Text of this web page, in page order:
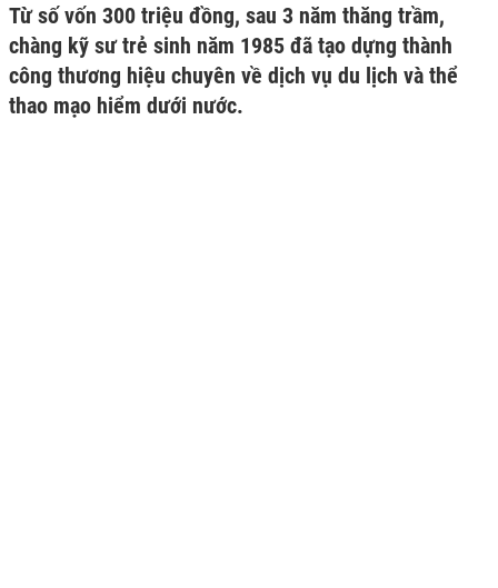
Từ số vốn 300 triệu đồng, sau 3 năm thăng trầm,
chàng kỹ sư trẻ sinh năm 1985 đã tạo dựng thành
công thương hiệu chuyên về dịch vụ du lịch và thể
thao mạo hiểm dưới nước.